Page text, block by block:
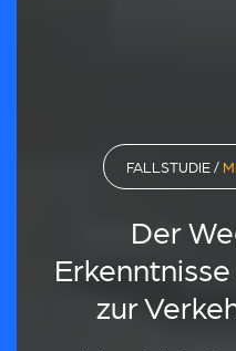
FALLSTUDIE /
Der
zur